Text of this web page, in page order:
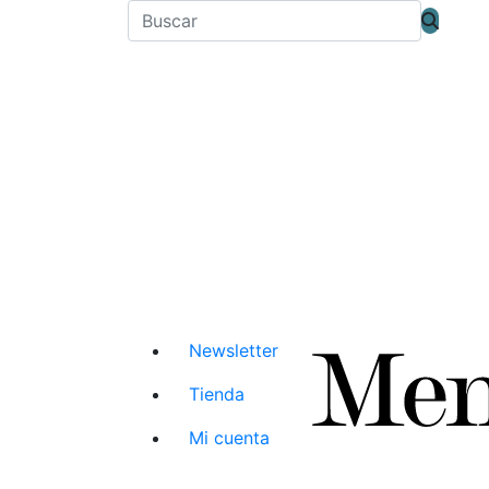
Newsletter
Tienda
Mi cuenta